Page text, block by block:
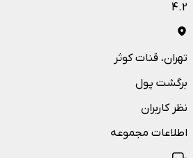
4.2
تهران، قنات کوثر
برگشت پول
نظر کاربران
اطلاعات مجموعه